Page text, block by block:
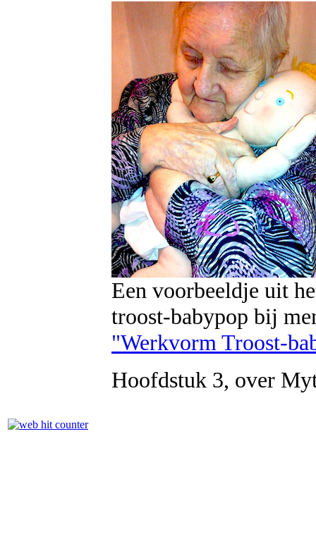
Een voorbeeldje uit
troost-babypop bij
"Werkvorm Troost-
Hoofdstuk 3, over